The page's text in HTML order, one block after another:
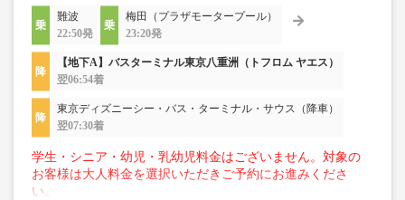
難波
22:50発
梅田（プラザモータープール）
23:20発
【地下A】バスターミナル東京八重洲（トフロム ヤエス）
翌06:54着
東京ディズニーシー・バス・ターミナル・サウス（降車）
翌07:30着
学生・シニア・幼児・乳幼児料金はございません。対象の
お客様は大人料金を選択いただきご予約にお進みくださ
い。